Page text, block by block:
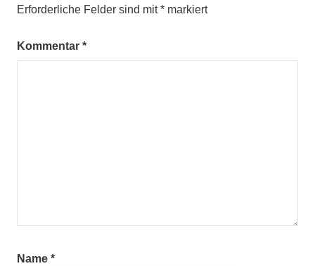
Erforderliche Felder sind mit* markiert
Kommentar *
Name *